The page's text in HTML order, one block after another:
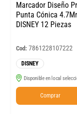
Marcador Diseño
Punta Cónica
DISNEY 12 Piezas
Cod: 7861228107222
DISNEY
Disponible en local
Comprar